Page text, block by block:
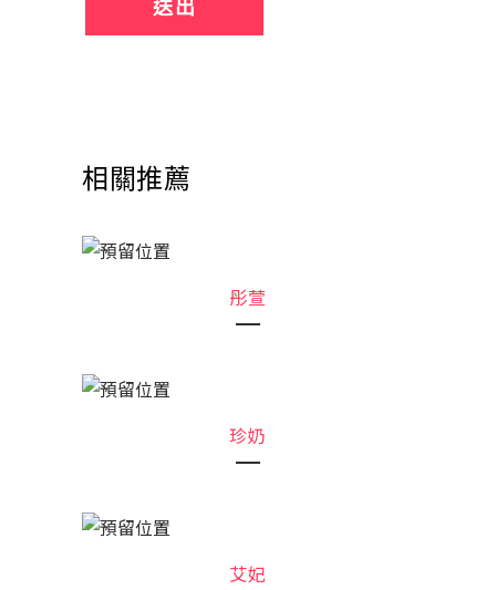
相關推薦
彤萱
珍奶
艾妃